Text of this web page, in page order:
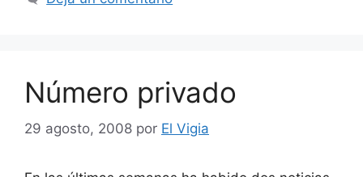
Número privado
29 agosto, 2008 por El Vigia